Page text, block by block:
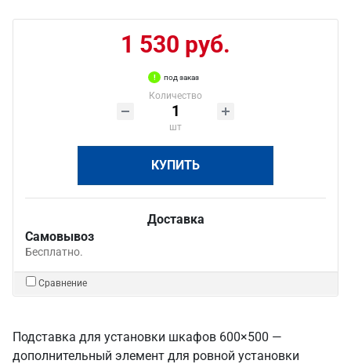
1 530 руб.
под заказ
Количество
шт
КУПИТЬ
Доставка
Самовывоз
Бесплатно.
Сравнение
Подставка для установки шкафов 600×500 —
дополнительный элемент для ровной установки